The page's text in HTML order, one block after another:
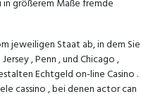
in größerem Maße fremde
jeweiligen Staat ab, in dem Sie
, Penn , und Chicago ,
Echtgeld on-line Casino .
cassino , bei denen actor can